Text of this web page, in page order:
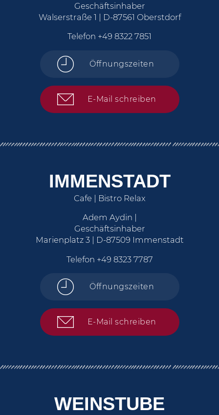
Geschäftsinhaber
Walserstraße 1 | D-87561 Oberstdorf
Telefon +49 8322 7851
Öffnungszeiten
E-Mail schreiben
IMMENSTADT
Cafe | Bistro Relax
Adem Aydin |
Geschäftsinhaber
Marienplatz 3 | D-87509 Immenstadt
Telefon +49 8323 7787
Öffnungszeiten
E-Mail schreiben
WEINSTUBE